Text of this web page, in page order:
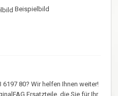
Beispielbild
80? Wir helfen Ihnen weiter!
Ersatzteile, die Sie für Ihr